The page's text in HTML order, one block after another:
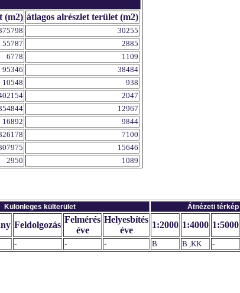
(m2) átlagos alrészlet terület (m2)
30255
55787
2885
6778
1109
95346
38484
10548
938
2047
12967
16892
9844
7100
15646
2950 1089
Különleges külterület Átnézeti térkép
Feldolgozás
Felmérés
éve
Helyesbítés
éve
1:2000 1:4000 1:5000
- - - B B ,KK -